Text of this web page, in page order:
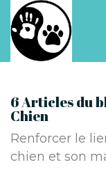
6 Articles du
Chien
Renforcer le
chien et son